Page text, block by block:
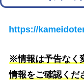
https://
※情報は予告なく
情報をご確認くだ